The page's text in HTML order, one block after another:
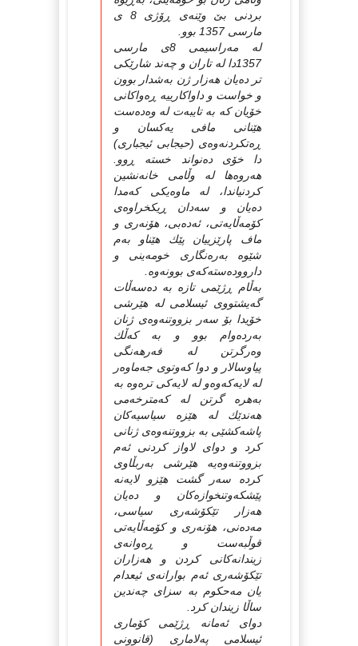
بردنی بێ‌ وێنه‌ی ڕۆژی 8 ی
مارسی 1357 بوو.
له‌ مه‌راسیمی 8ی مارسی
1357دا له‌ تاران و چه‌ند شارێكی
تر ده‌یان هه‌زار ژن به‌شدار بوون
و خواست و داواكارییه‌ ڕه‌واكانی
خۆیان كه‌ به‌ تایبه‌ت له‌ وه‌ده‌ست
هێنانی مافی یه‌كسان و
ڕه‌تكردنه‌وه‌ی (حیجابی ئیجباری)
دا خۆی ده‌نواند خسته‌ ڕوو.
هه‌روه‌ها له‌ وڵامی خانه‌نشین
كردنیاندا، له‌ ماوه‌یكی كه‌مدا
ده‌یان و سه‌دان ڕیكخراوه‌ی
كۆمه‌ڵایه‌تی، ئه‌ده‌بی، هۆنه‌ری و
ماف پارێزییان پێك هێناو به‌م
شێوه‌ به‌ره‌نگاری خومه‌ینی و
دارووده‌سته‌كه‌ی بوونه‌وه‌.
به‌ڵام ڕژێمی تازه‌ به‌ ده‌سه‌ڵات
گه‌یشتووی ئیسلامی له‌ هێرشی
خۆیدا بۆ سه‌ر بزووتنه‌وه‌ی ژنان
به‌رده‌وام بوو و به‌ كه‌ڵك
وه‌رگرتن له‌ فه‌رهه‌نگی
پیاوسالار و دوا كه‌وتوی جه‌ماوه‌ر
له‌ لایه‌كه‌وه‌و له‌ لایه‌كی تره‌وه‌ به‌
به‌هره‌ گرتن له‌ كه‌مترخه‌می
هه‌ندێك له‌ هێزه‌ سیاسیه‌كان
پاشه‌كشێی به‌ بزووتنه‌وه‌ی ژنانی
كرد و دوای لاواز كردنی ئه‌م
بزووتنه‌وه‌یه‌ هێرشی به‌ربڵاوی
كرده‌ سه‌ر گشت هێزو لایه‌نه‌
پێشكه‌وتنخوازه‌كان و ده‌یان
هه‌زار تێكۆشه‌ری سیاسی،
مه‌ده‌نی، هۆنه‌ری و كۆمه‌ڵایه‌تی
قوڵبه‌ست و ڕه‌وانه‌ی
زیندانه‌كانی كردن و هه‌زاران
تێكۆشه‌ری ئه‌م بوارانه‌ی ئیعدام
یان مه‌حكوم به‌ سزای چه‌ندین
ساڵا زیندان كرد.
دوای ئه‌مانه‌ ڕژێمی كۆماری
ئیسلامی په‌لاماری (قانوونی